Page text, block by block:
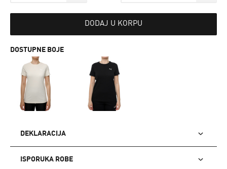
DODAJ U KORPU
DOSTUPNE BOJE
DEKLARACIJA
ISPORUKA ROBE